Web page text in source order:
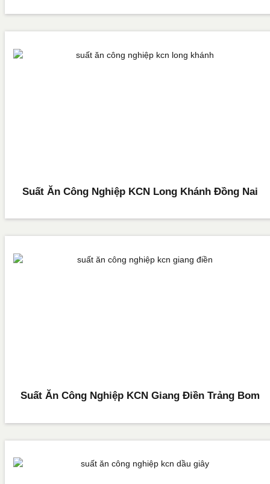
Suất Ăn Công Nghiệp KCN Long Khánh Đồng Nai
Suất Ăn Công Nghiệp KCN Giang Điền Trảng Bom